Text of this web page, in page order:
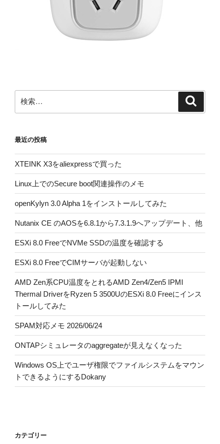
索:
最近の投稿
XTEINK X3をaliexpressで買った
Linux上でのSecure boot関連操作のメモ
openKylyn 3.0 Alpha 1をインストールしてみた
Nutanix CE のAOSを6.8.1から7.3.1.9へアップデート、他
ESXi 8.0 FreeでNVMe SSDの温度を確認する
ESXi 8.0 FreeでCIMサーバが起動しない
AMD Zen系CPU温度をとれるAMD Zen4/Zen5 IPMI
Thermal DriverをRyzen 5 3500UのESXi 8.0 Freeにインス
トールしてみた
SPAM対応メモ 2026/06/24
ONTAPシミュレータのaggregateが見えなくなった
Windows OS上でユーザ権限でファイルシステムをマウン
トできるようにするDokany
カテゴリー